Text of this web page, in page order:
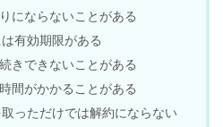
にならないことがある
有効期限がある
きできないことがある
間がかかることがある
っただけでは解約にならない